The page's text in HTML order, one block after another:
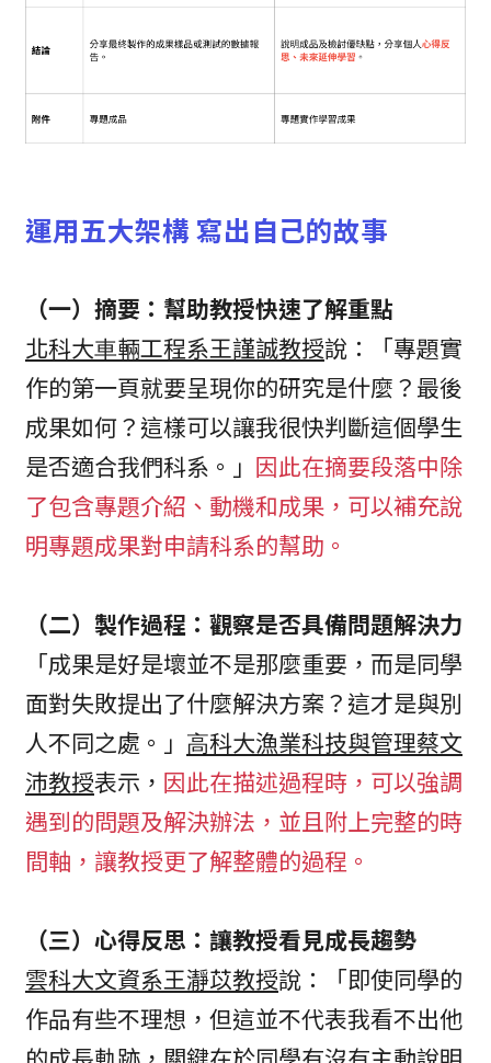
運用五大架構 寫出自己的故事
（一）摘要：幫助教授快速了解重點
北科⼤⾞輛⼯程系王謹誠教授說：「專題實
作的第一頁就要呈現你的研究是什麼？最後
成果如何？這樣可以讓我很快判斷這個學生
是否適合我們科系。」 因此在摘要段落中除
了包含專題介紹、動機和成果，可以補充說
明專題成果對申請科系的幫助。
（二）製作過程：觀察是否具備問題解決力
「成果是好是壞並不是那麼重要，而是同學
面對失敗提出了什麼解決方案？這才是與別
⼈不同之處。」 ⾼科⼤漁業科技與管理蔡⽂
沛教授表示， 因此在描述過程時，可以強調
遇到的問題及解決辦法，並且附上完整的時
間軸，讓教授更了解整體的過程。
（三）心得反思：讓教授看見成長趨勢
雲科⼤⽂資系王瀞苡教授說：「即使同學的
作品有些不理想，但這並不代表我看不出他